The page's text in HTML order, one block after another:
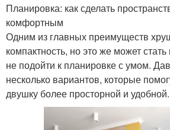
Планировка: как сделать
комфортным
Одним из главных преимуществ
компактность, но это же может
не подойти к планировке с умом.
несколько вариантов, которые
двушку более просторной и удобной.